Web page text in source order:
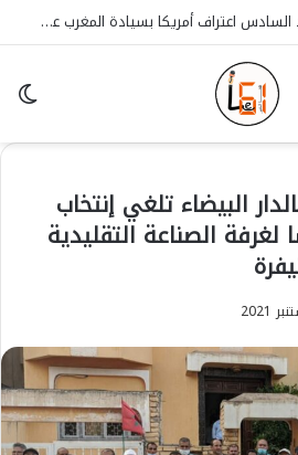
ترامب يجدد للملك محمد السادس اعتراف أمريكا بسيادة المغرب على الصحراء
البيضاء تلغي إنتخاب
الصناعة التقليدية